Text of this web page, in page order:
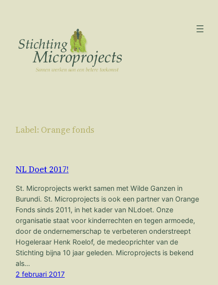
inhoud
Label: Orange fonds
NL Doet 2017!
St. Microprojects werkt samen met Wilde Ganzen in
Burundi. St. Microprojects is ook een partner van Orange
Fonds sinds 2011, in het kader van NLdoet. Onze
organisatie staat voor kinderrechten en tegen armoede,
door de ondernemerschap te verbeteren onderstreept
Hogeleraar Henk Roelof, de medeoprichter van de
Stichting bijna 10 jaar geleden. Microprojects is bekend
als…
2 februari 2017